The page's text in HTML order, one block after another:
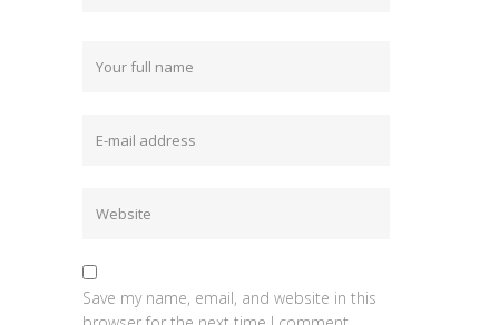
Save my name, email, and website in this